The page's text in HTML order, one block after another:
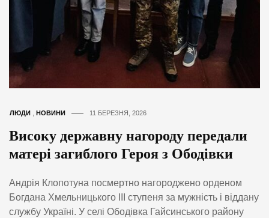
ЛЮДИ НОВИНИ 11 БЕРЕЗНЯ, 2026
Високу державну нагороду передали
матері загиблого Героя з Ободівки
Андрія Клопотуна посмертно нагороджено орденом
Богдана Хмельницького ІІІ ступеня за мужність і віддану
службу Україні. У селі Ободівка Гайсинського району